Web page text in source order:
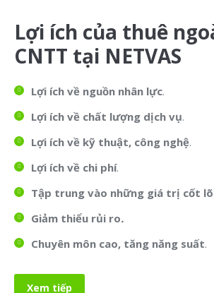
Lợi ích của thuê
CNTT tại NETVAS
Lợi ích về nguồn nhân lực.
Lợi ích về chất lượng dịch vụ.
Lợi ích về kỹ thuật, công nghệ.
Lợi ích về chi phí.
Tập trung vào những giá trị cốt
Giảm thiểu rủi ro.
Chuyên môn cao, tăng năng suất.
Xem tiếp